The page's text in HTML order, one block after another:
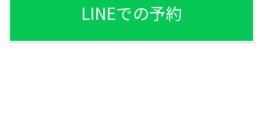
LINEでの予約